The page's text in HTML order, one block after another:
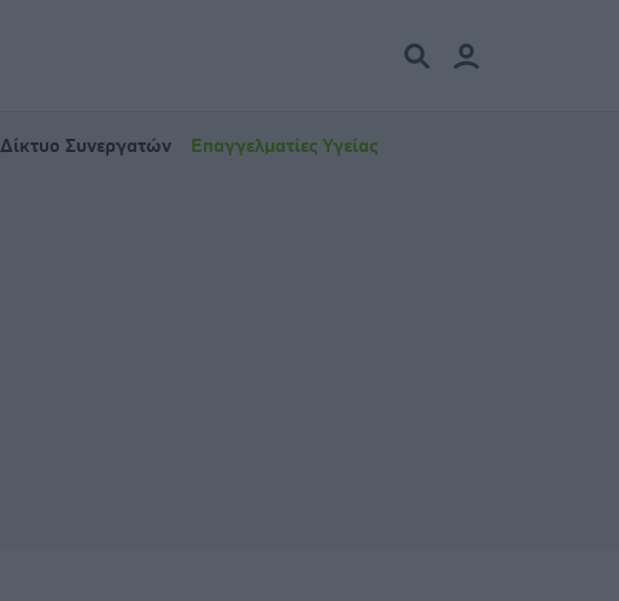
Δίκτυο Συνεργατών Επαγγελματίες Υγείας